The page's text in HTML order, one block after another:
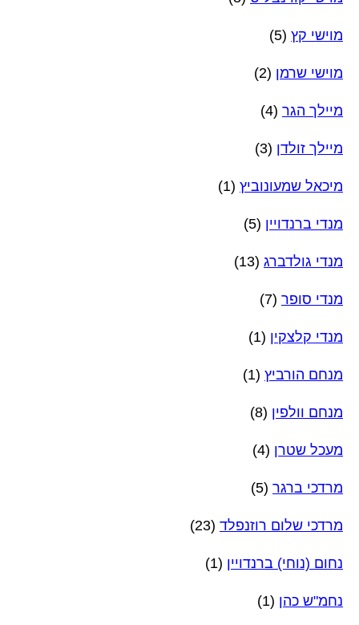
מוישי קץ (5)
מוישי שרמן (2)
מיילך הגר (4)
מיילך זולדן (3)
מיכאל שמעונוביץ (1)
מנדי ברנדויין (5)
מנדי גולדברג (13)
מנדי סופר (7)
מנדי קלצקין (1)
מנחם הורביץ (1)
מנחם וולפין (8)
מעכל שטרן (4)
מרדכי ברגר (5)
מרדכי שלום רוזנפלד (23)
נחום (נוחי) ברנדויין (1)
נחמ"ש כהן (1)